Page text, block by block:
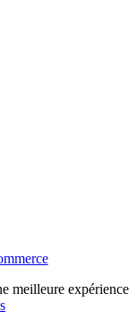
meilleure expérience